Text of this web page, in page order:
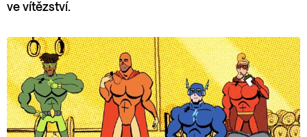
ve vítězství.